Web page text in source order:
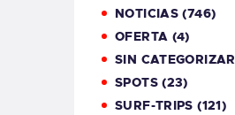
NOTICIAS (746)
OFERTA (4)
SIN CATEGORIZAR
SPOTS(23)
SURF-TRIPS (121)